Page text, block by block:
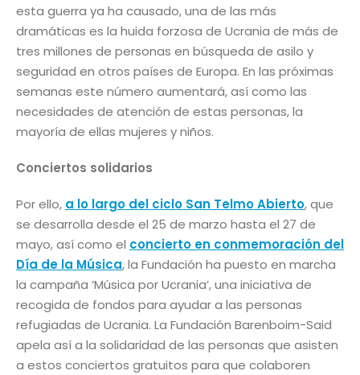
esta guerra ya ha causado, una de las más
dramáticas es la huida forzosa de Ucrania de más de
tres millones de personas en búsqueda de asilo y
seguridad en otros países de Europa. En las próximas
semanas este número aumentará, así como las
necesidades de atención de estas personas, la
mayoría de ellas mujeres y niños.
Conciertos solidarios
Por ello, a lo largo del ciclo San Telmo Abierto, que
se desarrolla desde el 25 de marzo hasta el 27 de
mayo, así como el concierto en conmemoración del
Día de la Música, la Fundación ha puesto en marcha
la campaña ‘Música por Ucrania’, una iniciativa de
recogida de fondos para ayudar a las personas
refugiadas de Ucrania. La Fundación Barenboim-Said
apela así a la solidaridad de las personas que asisten
a estos conciertos gratuitos para que colaboren